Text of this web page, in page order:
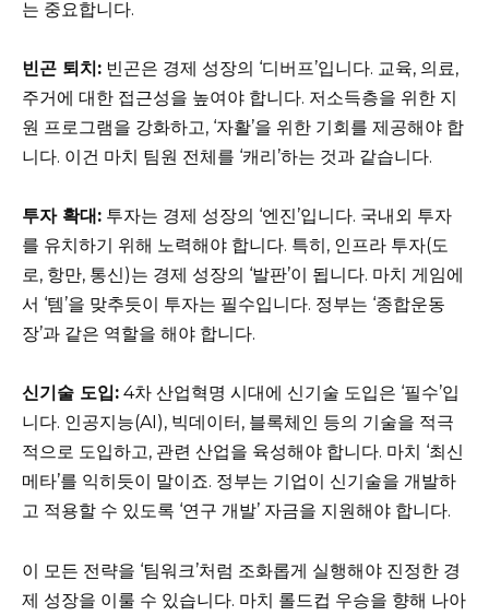
는 중요합니다.
빈곤 퇴치: 빈곤은 경제 성장의 ‘디버프’입니다. 교육, 의료,
주거에 대한 접근성을 높여야 합니다. 저소득층을 위한 지
원 프로그램을 강화하고, ‘자활’을 위한 기회를 제공해야 합
니다. 이건 마치 팀원 전체를 ‘캐리’하는 것과 같습니다.
투자 확대: 투자는 경제 성장의 ‘엔진’입니다. 국내외 투자
를 유치하기 위해 노력해야 합니다. 특히, 인프라 투자(도
로, 항만, 통신)는 경제 성장의 ‘발판’이 됩니다. 마치 게임에
서 ‘템’을 맞추듯이 투자는 필수입니다. 정부는 ‘종합운동
장’과 같은 역할을 해야 합니다.
신기술 도입: 4차 산업혁명 시대에 신기술 도입은 ‘필수’입
니다. 인공지능(AI), 빅데이터, 블록체인 등의 기술을 적극
적으로 도입하고, 관련 산업을 육성해야 합니다. 마치 ‘최신
메타’를 익히듯이 말이죠. 정부는 기업이 신기술을 개발하
고 적용할 수 있도록 ‘연구 개발’ 자금을 지원해야 합니다.
이 모든 전략을 ‘팀워크’처럼 조화롭게 실행해야 진정한 경
제 성장을 이룰 수 있습니다. 마치 롤드컵 우승을 향해 나아